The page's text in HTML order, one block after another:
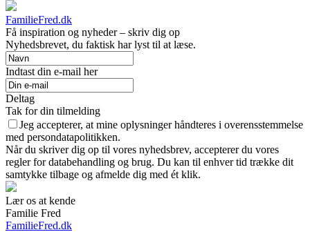
FamilieFred.dk
Få inspiration og nyheder – skriv dig op
Nyhedsbrevet, du faktisk har lyst til at læse.
Indtast din e-mail her
Deltag
Tak for din tilmelding
Jeg accepterer, at mine oplysninger håndteres i overensstemmelse
med persondatapolitikken.
Når du skriver dig op til vores nyhedsbrev, accepterer du vores
regler for databehandling og brug. Du kan til enhver tid trække dit
samtykke tilbage og afmelde dig med ét klik.
Lær os at kende
Familie Fred
FamilieFred.dk